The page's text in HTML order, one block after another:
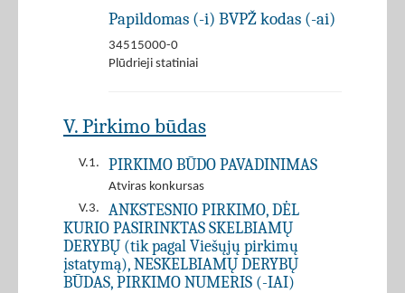
Papildomas (-i) BVPŽ kodas (-ai)
34515000-0
Plūdrieji statiniai
V. Pirkimo būdas
V.1. PIRKIMO BŪDO PAVADINIMAS
Atviras konkursas
V.3.
ANKSTESNIO PIRKIMO, DĖL
KURIO PASIRINKTAS SKELBIAMŲ
DERYBŲ (tik pagal Viešųjų pirkimų
įstatymą), NESKELBIAMŲ DERYBŲ
BŪDAS, PIRKIMO NUMERIS (-IAI)